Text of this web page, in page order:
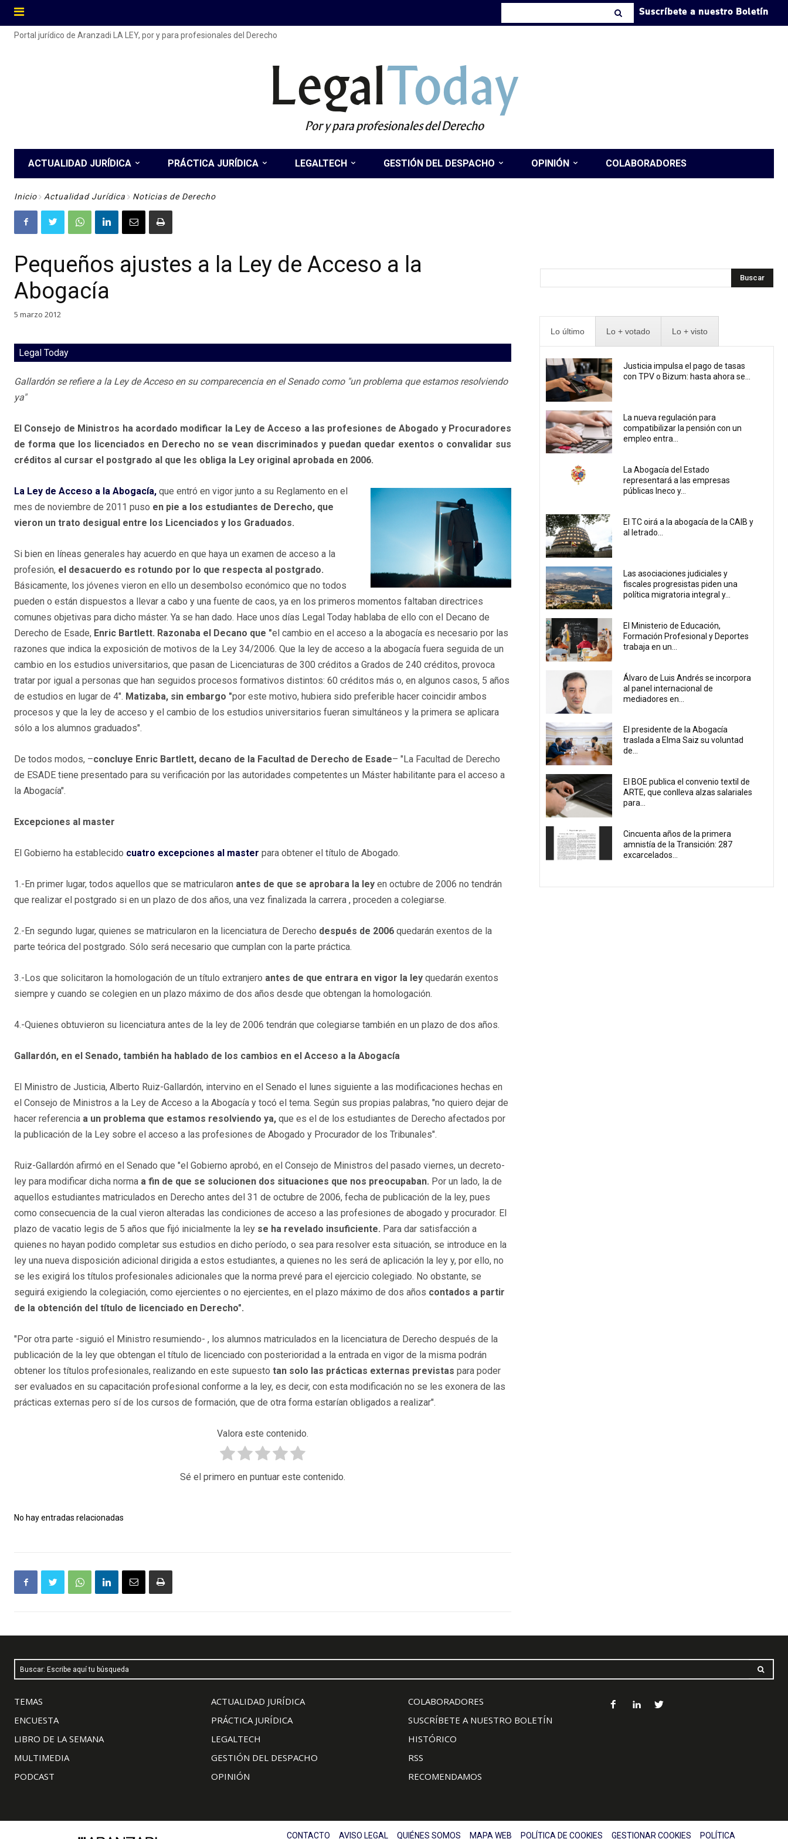
Suscríbete a nuestro Boletín
Portal jurídico de Aranzadi LA LEY, por y para profesionales del Derecho
LegalToday
Por y para profesionales del Derecho
ACTUALIDAD JURÍDICA PRÁCTICA JURÍDICA LEGALTECH GESTIÓN DEL DESPACHO OPINIÓN COLABORADORES
Inicio Actualidad Jurídica Noticias de Derecho
Pequeños ajustes a la Ley de Acceso a la
Abogacía
5 marzo 2012
Legal Today
Gallardón se refiere a la Ley de Acceso en su comparecencia en el Senado como "un problema que estamos resolviendo
ya"
El Consejo de Ministros ha acordado modificar la Ley de Acceso a las profesiones de Abogado y Procuradores
de forma que los licenciados en Derecho no se vean discriminados y puedan quedar exentos o convalidar sus
créditos al cursar el postgrado al que les obliga la Ley original aprobada en 2006.
La Ley de Acceso a la Abogacía, que entró en vigor junto a su Reglamento en el
mes de noviembre de 2011 puso en pie a los estudiantes de Derecho, que
vieron un trato desigual entre los Licenciados y los Graduados.
Si bien en líneas generales hay acuerdo en que haya un examen de acceso a la
profesión, el desacuerdo es rotundo por lo que respecta al postgrado.
Básicamente, los jóvenes vieron en ello un desembolso económico que no todos
pueden o están dispuestos a llevar a cabo y una fuente de caos, ya en los primeros momentos faltaban directrices
comunes objetivas para dicho máster. Ya se han dado. Hace unos días Legal Today hablaba de ello con el Decano de
Derecho de Esade, Enric Bartlett. Razonaba el Decano que "el cambio en el acceso a la abogacía es necesario por las
razones que indica la exposición de motivos de la Ley 34/2006. Que la ley de acceso a la abogacía fuera seguida de un
cambio en los estudios universitarios, que pasan de Licenciaturas de 300 créditos a Grados de 240 créditos, provoca
tratar por igual a personas que han seguidos procesos formativos distintos: 60 créditos más o, en algunos casos, 5 años
de estudios en lugar de 4". Matizaba, sin embargo "por este motivo, hubiera sido preferible hacer coincidir ambos
procesos y que la ley de acceso y el cambio de los estudios universitarios fueran simultáneos y la primera se aplicara
sólo a los alumnos graduados".
De todos modos, –concluye Enric Bartlett, decano de la Facultad de Derecho de Esade– "La Facultad de Derecho
de ESADE tiene presentado para su verificación por las autoridades competentes un Máster habilitante para el acceso a
la Abogacía".
Excepciones al master
El Gobierno ha establecido cuatro excepciones al master para obtener el título de Abogado.
1.-En primer lugar, todos aquellos que se matricularon antes de que se aprobara la ley en octubre de 2006 no tendrán
que realizar el postgrado si en un plazo de dos años, una vez finalizada la carrera , proceden a colegiarse.
2.-En segundo lugar, quienes se matricularon en la licenciatura de Derecho después de 2006 quedarán exentos de la
parte teórica del postgrado. Sólo será necesario que cumplan con la parte práctica.
3.-Los que solicitaron la homologación de un título extranjero antes de que entrara en vigor la ley quedarán exentos
siempre y cuando se colegien en un plazo máximo de dos años desde que obtengan la homologación.
4.-Quienes obtuvieron su licenciatura antes de la ley de 2006 tendrán que colegiarse también en un plazo de dos años.
Gallardón, en el Senado, también ha hablado de los cambios en el Acceso a la Abogacía
El Ministro de Justicia, Alberto Ruiz-Gallardón, intervino en el Senado el lunes siguiente a las modificaciones hechas en
el Consejo de Ministros a la Ley de Acceso a la Abogacía y tocó el tema. Según sus propias palabras, "no quiero dejar de
hacer referencia a un problema que estamos resolviendo ya, que es el de los estudiantes de Derecho afectados por
la publicación de la Ley sobre el acceso a las profesiones de Abogado y Procurador de los Tribunales".
Ruiz-Gallardón afirmó en el Senado que "el Gobierno aprobó, en el Consejo de Ministros del pasado viernes, un decreto-
ley para modificar dicha norma a fin de que se solucionen dos situaciones que nos preocupaban. Por un lado, la de
aquellos estudiantes matriculados en Derecho antes del 31 de octubre de 2006, fecha de publicación de la ley, pues
como consecuencia de la cual vieron alteradas las condiciones de acceso a las profesiones de abogado y procurador. El
plazo de vacatio legis de 5 años que fijó inicialmente la ley se ha revelado insuficiente. Para dar satisfacción a
quienes no hayan podido completar sus estudios en dicho período, o sea para resolver esta situación, se introduce en la
ley una nueva disposición adicional dirigida a estos estudiantes, a quienes no les será de aplicación la ley y, por ello, no
se les exigirá los títulos profesionales adicionales que la norma prevé para el ejercicio colegiado. No obstante, se
seguirá exigiendo la colegiación, como ejercientes o no ejercientes, en el plazo máximo de dos años contados a partir
de la obtención del título de licenciado en Derecho".
"Por otra parte -siguió el Ministro resumiendo- , los alumnos matriculados en la licenciatura de Derecho después de la
publicación de la ley que obtengan el título de licenciado con posterioridad a la entrada en vigor de la misma podrán
obtener los títulos profesionales, realizando en este supuesto tan solo las prácticas externas previstas para poder
ser evaluados en su capacitación profesional conforme a la ley, es decir, con esta modificación no se les exonera de las
prácticas externas pero sí de los cursos de formación, que de otra forma estarían obligados a realizar".
Valora este contenido.
Sé el primero en puntuar este contenido.
No hay entradas relacionadas
Buscar
Lo último Lo + votado Lo + visto
Justicia impulsa el pago de tasas
con TPV o Bizum: hasta ahora se...
La nueva regulación para
compatibilizar la pensión con un
empleo entra...
La Abogacía del Estado
representará a las empresas
públicas Ineco y...
El TC oirá a la abogacía de la CAIB y
al letrado...
Las asociaciones judiciales y
fiscales progresistas piden una
política migratoria integral y...
El Ministerio de Educación,
Formación Profesional y Deportes
trabaja en un...
Álvaro de Luis Andrés se incorpora
al panel internacional de
mediadores en...
El presidente de la Abogacía
traslada a Elma Saiz su voluntad
de...
El BOE publica el convenio textil de
ARTE, que conlleva alzas salariales
para...
Cincuenta años de la primera
amnistía de la Transición: 287
excarcelados...
Buscar: Escribe aquí tu búsqueda
TEMAS
ENCUESTA
LIBRO DE LA SEMANA
MULTIMEDIA
PODCAST
ACTUALIDAD JURÍDICA
PRÁCTICA JURÍDICA
LEGALTECH
GESTIÓN DEL DESPACHO
OPINIÓN
COLABORADORES
SUSCRÍBETE A NUESTRO BOLETÍN
HISTÓRICO
RSS
RECOMENDAMOS
CONTACTO AVISO LEGAL QUIÉNES SOMOS MAPA WEB POLÍTICA DE COOKIES GESTIONAR COOKIES POLÍTICA